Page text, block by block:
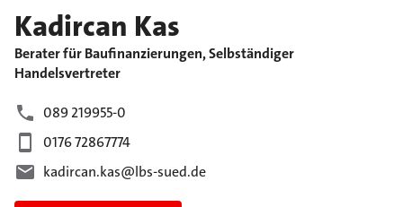
Kadircan Kas
Berater für Baufinanzierungen, Selbständiger
Handelsvertreter
089 219955-0
0176 72867774
kadircan.kas@lbs-sued.de